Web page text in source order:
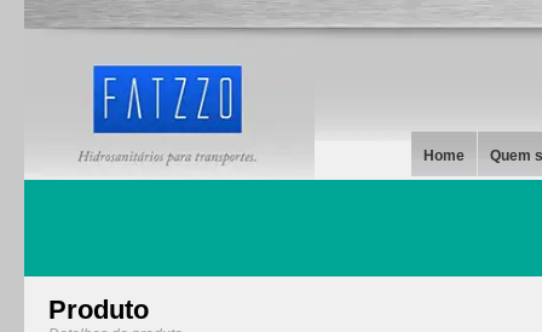
Home Quem
Produto